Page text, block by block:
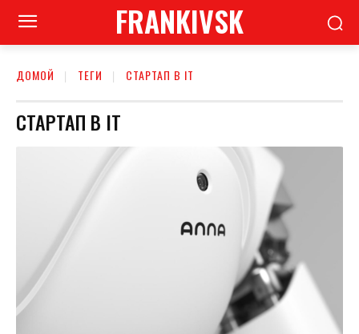
FRANKIVSK
ДОМОЙ ТЕГИ СТАРТАП В IT
СТАРТАП В IT